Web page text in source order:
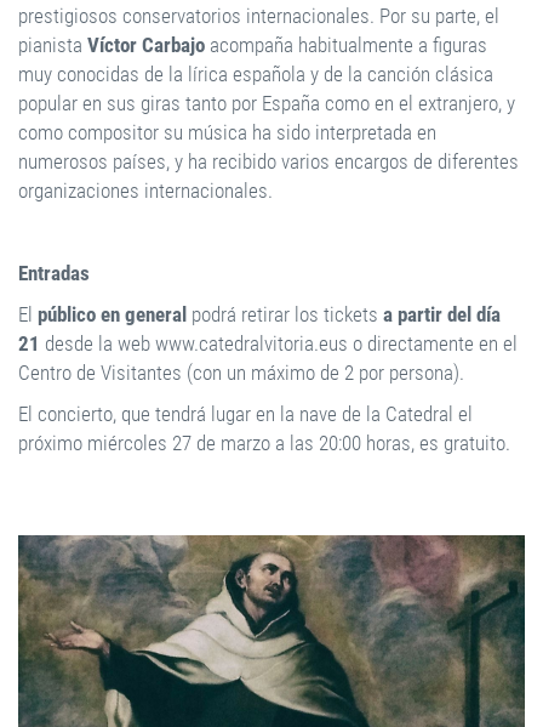
prestigiosos conservatorios internacionales. Por su parte, el
pianista Víctor Carbajo acompaña habitualmente a figuras
muy conocidas de la lírica española y de la canción clásica
popular en sus giras tanto por España como en el extranjero, y
como compositor su música ha sido interpretada en
numerosos países, y ha recibido varios encargos de diferentes
organizaciones internacionales.
Entradas
El público en general podrá retirar los tickets a partir del día
21 desde la web www.catedralvitoria.eus o directamente en el
Centro de Visitantes (con un máximo de 2 por persona).
El concierto, que tendrá lugar en la nave de la Catedral el
próximo miércoles 27 de marzo a las 20:00 horas, es gratuito.